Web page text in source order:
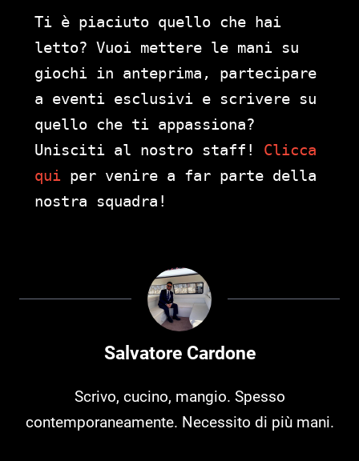
Ti è piaciuto quello che hai
letto? Vuoi mettere le mani su
giochi in anteprima, partecipare
a eventi esclusivi e scrivere su
quello che ti appassiona?
Unisciti al nostro staff! Clicca
qui per venire a far parte della
nostra squadra!
Salvatore Cardone
Scrivo, cucino, mangio. Spesso
contemporaneamente. Necessito di più mani.